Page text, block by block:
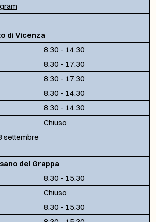
di Vicenza
8.30 – 14.30
8.30 – 17.30
8.30 – 17.30
8.30 – 14.30
8.30 – 14.30
Chiuso
settembre
del Grappa
8.30 – 15.30
Chiuso
8.30 – 15.30